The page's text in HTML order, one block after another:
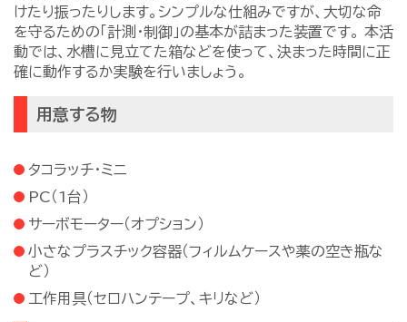
けたり振ったりします。シンプルな仕組みですが、大切な命
を守るための「計測・制御」の基本が詰まった装置です。 本活
動では、水槽に見立てた箱などを使って、決まった時間に正
確に動作するか実験を行いましょう。
用意する物
タコラッチ・ミニ
PC（1台）
サーボモーター（オプション）
小さなプラスチック容器（フィルムケースや薬の空き瓶な
ど）
工作用具（セロハンテープ、キリなど）